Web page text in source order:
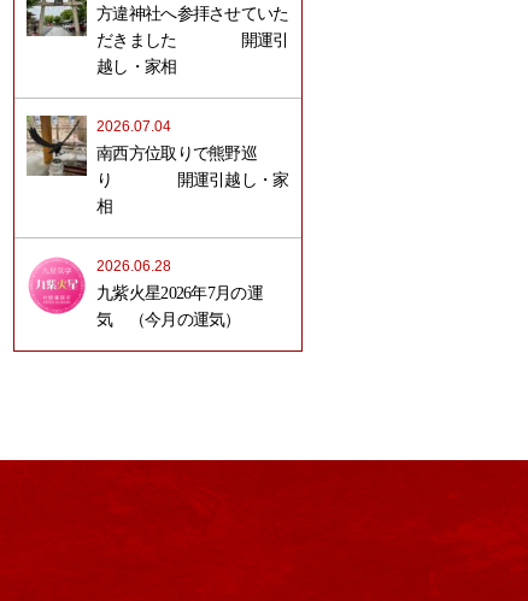
方違神社へ参拝させていた
だきました 開運引
越し・家相
2026.07.04
南西方位取りで熊野巡
り 開運引越し・家
相
2026.06.28
九紫火星2026年7月の運
気 （今月の運気）